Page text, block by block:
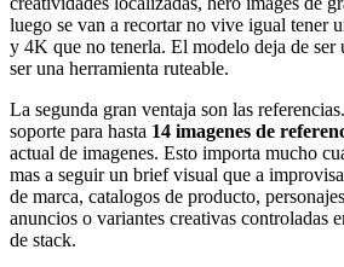
luego se van a recortar no vive igual tener
y 4K que no tenerla. El modelo deja de ser
ser una herramienta ruteable.
La segunda gran ventaja son las
soporte para hasta 14 imagenes de
actual de imagenes. Esto importa mucho
mas a seguir un brief visual que a
de marca, catalogos de producto,
anuncios o variantes creativas controladas
de stack.